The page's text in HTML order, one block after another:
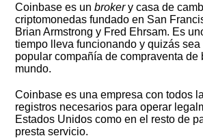
Coinbase es unbrokery casa de
criptomonedas fundado en San
Brian Armstrong y Fred Ehrsam. Es
tiempo lleva funcionando y quizás sea
popular compañía de compraventa de
mundo.
Coinbase es una empresa con todos
registros necesarios para operar
Estados Unidos como en el resto de
presta servicio.